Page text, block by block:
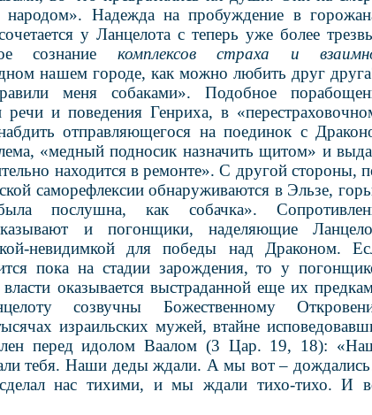
Надежда на пробуждение в
у Ланцелота с теперь уже более
сознание комплексов страха и
нашем городе, как можно любить друг
меня собаками». Подобное
речи и поведения Генриха, в
отправляющегося на поединок с
«медный подносик назначить щитом» и
находится в ремонте». С другой стороны,
саморефлексии обнаруживаются в Эльзе,
послушна, как собачка».
и погонщики, наделяющие
невидимкой для победы над Драконом.
пока на стадии зарождения, то у
оказывается выстраданной еще их
созвучны Божественному
израильских мужей, втайне
перед идолом Ваалом (3 Цар. 19, 18):
тебя. Наши деды ждали. А мы вот –
нас тихими, и мы ждали тихо-тихо. И